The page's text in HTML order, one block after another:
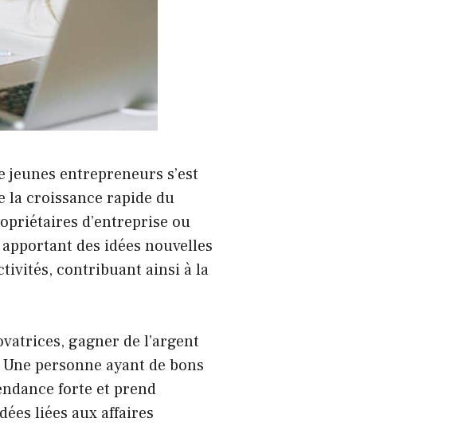
entrepreneurs s’est
la croissance rapide du
d’entreprise ou
des idées nouvelles
contribuant ainsi à la
gagner de l’argent
personne ayant de bons
forte et prend
liées aux affaires